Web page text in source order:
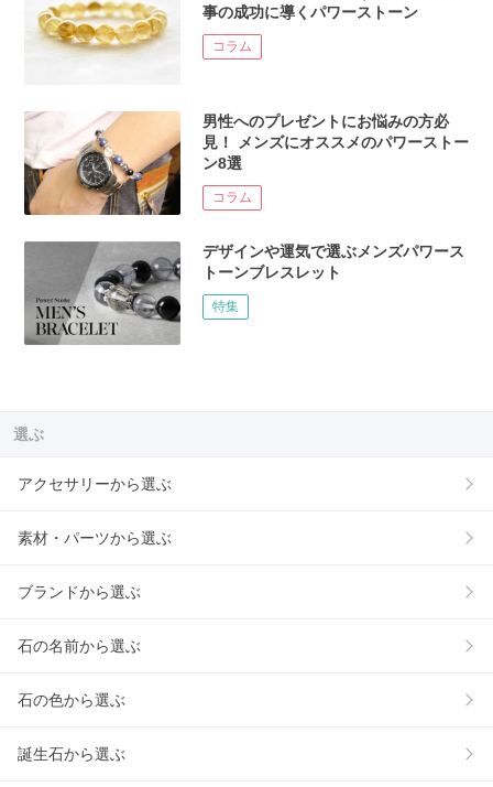
事の成功に導くパワーストーン
コラム
男性へのプレゼントにお悩みの方必
見！ メンズにオススメのパワーストー
ン8選
コラム
デザインや運気で選ぶメンズパワース
トーンブレスレット
特集
選ぶ
アクセサリーから選ぶ
素材・パーツから選ぶ
ブランドから選ぶ
石の名前から選ぶ
石の色から選ぶ
誕生石から選ぶ